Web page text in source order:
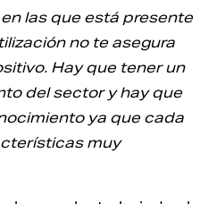
las que está presente
no te asegura
Hay que tener un
del sector y hay que
ya que cada
muy